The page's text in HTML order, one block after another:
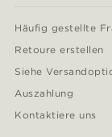
Häufig gestellte
Retoure erstellen
Siehe
Auszahlung
Kontaktiere uns